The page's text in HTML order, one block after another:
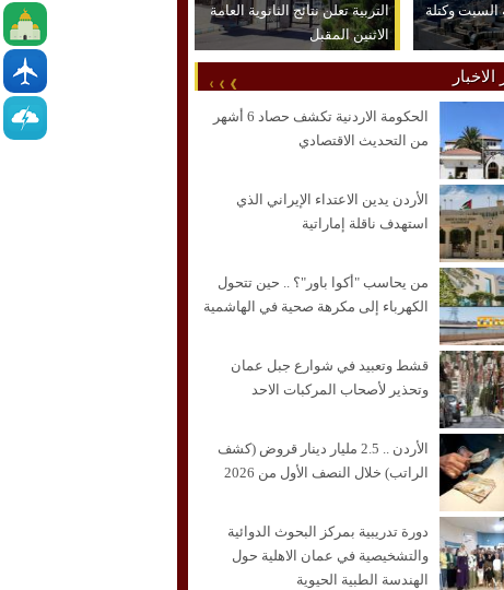
السبت وكتلة
التربية تعلن نتائج الثانوية العامة
الاثنين المقبل
الاخبار
الحكومة الاردنية تكشف حصاد 6 أشهر
من التحديث الاقتصادي
الأردن يدين الاعتداء الإيراني الذي
استهدف ناقلة إماراتية
من يحاسب "أكوا باور"؟ .. حين تتحول
الكهرباء إلى مكرهة صحية في الهاشمية
قشط وتعبيد في شوارع جبل عمان
وتحذير لأصحاب المركبات الاحد
الأردن .. 2.5 مليار دينار قروض (كشف
الراتب) خلال النصف الأول من 2026
دورة تدريبية بمركز البحوث الدوائية
والتشخيصية في عمان الاهلية حول
الهندسة الطبية الحيوية